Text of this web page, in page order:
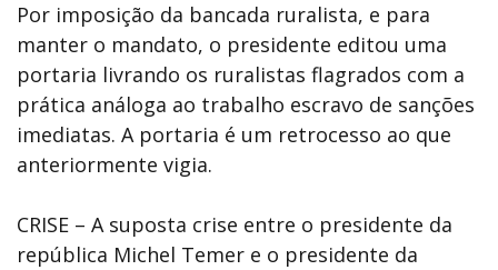
Por imposição da bancada ruralista, e para
manter o mandato, o presidente editou uma
portaria livrando os ruralistas flagrados com a
prática análoga ao trabalho escravo de sanções
imediatas. A portaria é um retrocesso ao que
anteriormente vigia.
CRISE – A suposta crise entre o presidente da
república Michel Temer e o presidente da